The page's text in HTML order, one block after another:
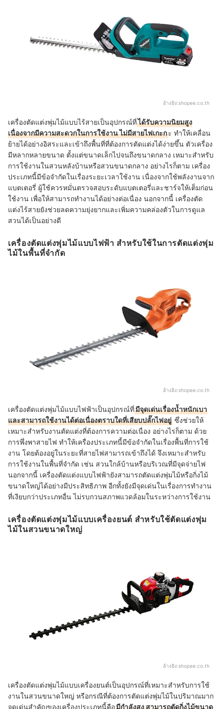
อ้างอิง:shopee.co.th
เครื่องตัดแต่งพุ่มไม้แบบไร้สายเป็นอุปกรณ์ที่ได้รับความนิยมสูง
เนื่องจากมีความสะดวกในการใช้งาน ไม่มีสายไฟเกะกะ ทำให้เคลื่อน
ย้ายได้อย่างอิสระและเข้าถึงพื้นที่ที่ต้องการตัดแต่งได้ง่ายขึ้น ตัวเครื่อง
มีหลากหลายขนาด ตั้งแต่ขนาดเล็กไปจนถึงขนาดกลาง เหมาะสำหรับ
การใช้งานในสวนหลังบ้านหรือสวนขนาดกลาง อย่างไรก็ตาม เครื่อง
ประเภทนี้มีข้อจำกัดในเรื่องระยะเวลาใช้งาน เนื่องจากใช้พลังงานจาก
แบตเตอรี่ ผู้ใช้ควรหมั่นตรวจสอบระดับแบตเตอรี่และชาร์จให้เต็มก่อน
ใช้งาน เพื่อให้สามารถทำงานได้อย่างต่อเนื่อง นอกจากนี้ เครื่องตัด
แต่งไร้สายยังช่วยลดความยุ่งยากและเพิ่มความคล่องตัวในการดูแล
สวนได้เป็นอย่างดี
เครื่องตัดแต่งพุ่มไม้แบบไฟฟ้า สำหรับใช้ในการตัดแต่งพุ่ม
ไม้ในพื้นที่จำกัด
อ้างอิง:shopee.co.th
เครื่องตัดแต่งพุ่มไม้แบบไฟฟ้าเป็นอุปกรณ์ที่มีจุดเด่นเรื่องน้ำหนักเบา
และสามารถใช้งานได้ต่อเนื่องตราบใดที่เสียบปลั๊กไฟอยู่ ซึ่งช่วยให้
เหมาะสำหรับงานตัดแต่งที่ต้องการความต่อเนื่อง อย่างไรก็ตาม ด้วย
การพึ่งพาสายไฟ ทำให้เครื่องประเภทนี้มีข้อจำกัดในเรื่องพื้นที่การใช้
งาน โดยต้องอยู่ในระยะที่สายไฟสามารถเข้าถึงได้ จึงเหมาะสำหรับ
การใช้งานในพื้นที่จำกัด เช่น สวนใกล้บ้านหรือบริเวณที่มีจุดจ่ายไฟ
นอกจากนี้ เครื่องตัดแต่งแบบไฟฟ้ายังสามารถตัดแต่งพุ่มไม้หรือกิ่งไม้
ขนาดใหญ่ได้อย่างมีประสิทธิภาพ อีกทั้งยังมีจุดเด่นในเรื่องการทำงาน
ที่เงียบกว่าประเภทอื่น ไม่รบกวนสภาพแวดล้อมในระหว่างการใช้งาน
เครื่องตัดแต่งพุ่มไม้แบบเครื่องยนต์ สำหรับใช้ตัดแต่งพุ่ม
ไม้ในสวนขนาดใหญ่
อ้างอิง:shopee.co.th
เครื่องตัดแต่งพุ่มไม้แบบเครื่องยนต์เป็นอุปกรณ์ที่เหมาะสำหรับการใช้
งานในสวนขนาดใหญ่ หรือกรณีที่ต้องการตัดแต่งพุ่มไม้ในปริมาณมาก
จุดเด่นสำคัญของเครื่องประเภทนี้คือมีกำลังสูง สามารถตัดกิ่งไม้ขนาด